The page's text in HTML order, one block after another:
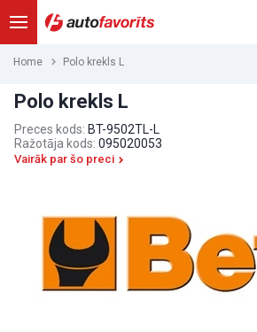
Home Polo krekls L
Polo krekls L
Preces kods: BT-9502TL-L
Ražotāja kods: 095020053
Vairāk par šo preci